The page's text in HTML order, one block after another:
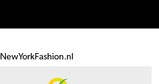
NewYorkFashion.nl